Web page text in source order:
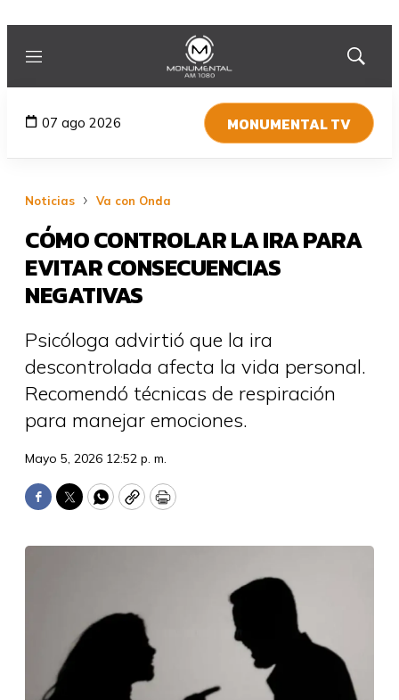
Menú
Mostrar
07 ago 2026 MONUMENTAL TV
Noticias Va con Onda
CÓMO CONTROLAR LA IRA PARA
EVITAR CONSECUENCIAS
NEGATIVAS
Psicóloga advirtió que la ira
descontrolada afecta la vida personal.
Recomendó técnicas de respiración
para manejar emociones.
Mayo 5, 2026 12:52 p. m.
Facebook
TwitterWhatsApp
CopyPrint